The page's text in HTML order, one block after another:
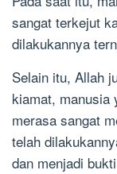
sangat terkejut
dilakukannya
Selain itu, Allah
kiamat, manusia
merasa sangat
telah
dan menjadi